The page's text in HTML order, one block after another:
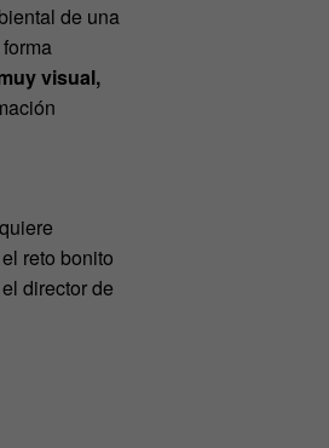
de una
visual,
reto bonito
director de